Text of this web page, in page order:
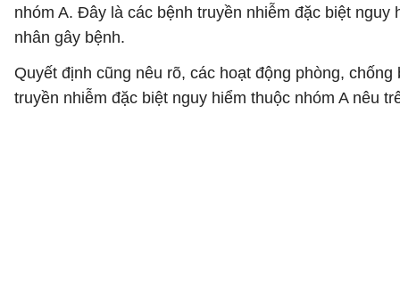
nhóm A. Đây là các bệnh truyền nhiễm đặc biệt
nhân gây bệnh.
Quyết định cũng nêu rõ, các hoạt động phòng,
truyền nhiễm đặc biệt nguy hiểm thuộc nhóm A nêu